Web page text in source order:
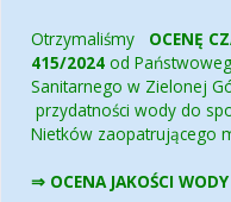
Otrzymaliśmy
OCENĘ
415/2024 od
Sanitarnego w Zielonej
przydatności wody do
Nietków zaopatrującego
⇒ OCENA JAKOŚCI